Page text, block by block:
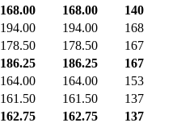
168.00 168.00
140
194.00 194.00
168
178.50 178.50
167
186.25 186.25
167
164.00 164.00
153
161.50 161.50
137
162.75 162.75
137